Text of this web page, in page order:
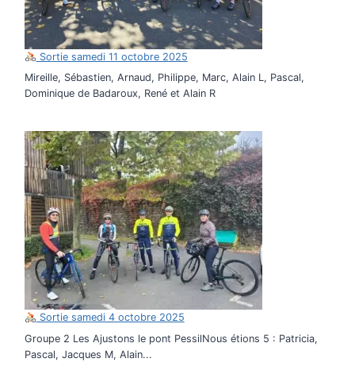
Sortie samedi 11 octobre 2025
Mireille, Sébastien, Arnaud, Philippe, Marc, Alain L, Pascal,
Dominique de Badaroux, René et Alain R
Sortie samedi 4 octobre 2025
Groupe 2 Les Ajustons le pont PessilNous étions 5 : Patricia,
Pascal, Jacques M, Alain...